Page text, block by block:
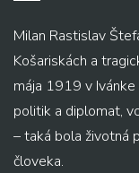
Milan Rastislav
Košariskách a
mája 1919 v
politik a diplomat,
– taká bola životná
človeka.